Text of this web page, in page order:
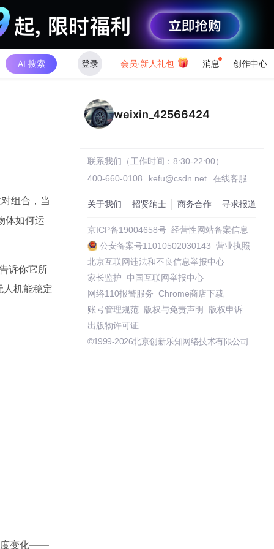
AI 搜索 登录 会员·新人礼包 消息 创作中心
组合，当
体如何运
诉你它所
人机能稳定
度变化——
weixin_42566424
联系我们（工作时间：8:30-22:00）
400-660-0108
kefu@csdn.net 在线客服
关于我们 招贤纳士 商务合作 寻求报道
京ICP备19004658号 经营性网站备案信息
公安备案号11010502030143 营业执照
北京互联网违法和不良信息举报中心
家长监护
中国互联网举报中心
网络110报警服务 Chrome商店下载
账号管理规范
版权与免责声明
版权申诉
出版物许可证
©1999-2026北京创新乐知网络技术有限公司